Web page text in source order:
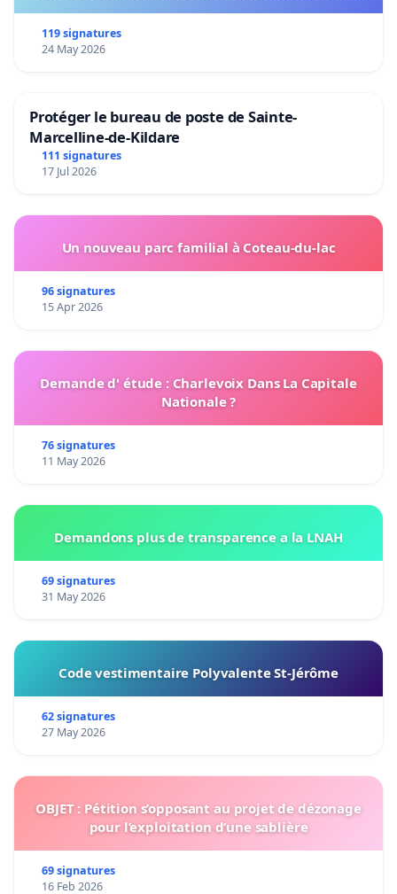
119 signatures
24 May 2026
Protéger le bureau de poste de Sainte-
Marcelline-de-Kildare
111 signatures
17 Jul 2026
Un nouveau parc familial à Coteau-du-lac
96 signatures
15 Apr 2026
Demande d' étude : Charlevoix Dans La Capitale
Nationale ?
76 signatures
11 May 2026
Demandons plus de transparence a la LNAH
69 signatures
31 May 2026
Code vestimentaire Polyvalente St-Jérôme
62 signatures
27 May 2026
OBJET : Pétition s’opposant au projet de dézonage
pour l’exploitation d’une sablière
69 signatures
16 Feb 2026